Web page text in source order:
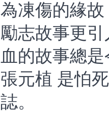
為凍傷的緣
勵志故事更
血的故事總
張元植 是怕
誌。